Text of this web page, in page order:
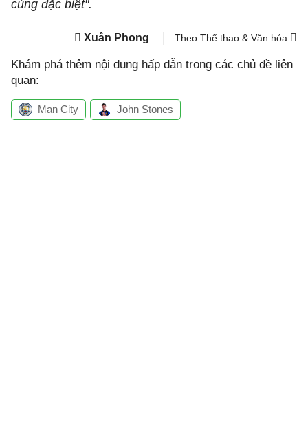
cùng đặc biệt".
Xuân Phong Theo Thể thao & Văn hóa
Khám phá thêm nội dung hấp dẫn trong các chủ đề liên
quan:
Man City John Stones